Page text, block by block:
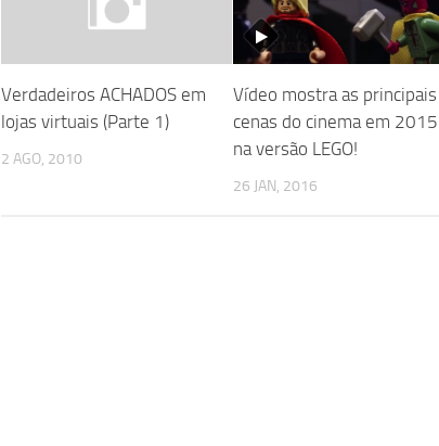
Verdadeiros ACHADOS em
lojas virtuais (Parte 1)
2 AGO, 2010
Vídeo mostra as principais
cenas do cinema em 2015
na versão LEGO!
26 JAN, 2016